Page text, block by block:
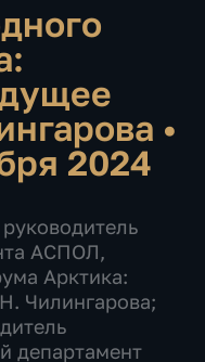
•
2024
АСПОЛ,
Арктика:
Чилингарова;
департамент